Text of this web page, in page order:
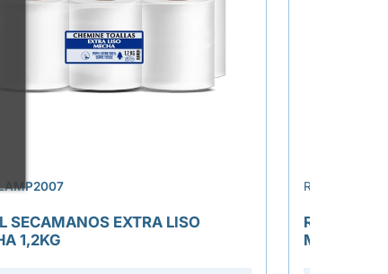
SECAMANOS EXTRA LISO
1,2KG
REF.
ROLLO
METROS